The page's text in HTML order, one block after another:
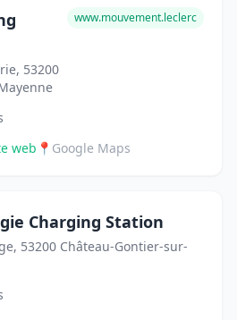
53200
www.mouvement.leclerc
web 📍 Google Maps
Charging Station
53200 Château-Gontier-sur-